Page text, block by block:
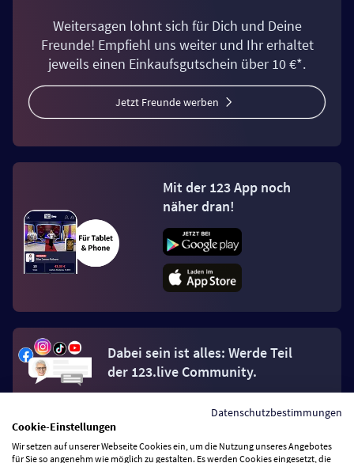
Weitersagen lohnt sich für Dich und Deine
Freunde! Empfiehl uns weiter und Ihr erhaltet
jeweils einen Einkaufsgutschein über 10 €*.
Jetzt Freunde werben
Mit der 123 App noch
näher dran!
Dabei sein ist alles: Werde Teil
der 123.live Community.
Datenschutzbestimmungen
Cookie-Einstellungen
Wir setzen auf unserer Webseite Cookies ein, um die Nutzung unseres Angebotes
für Sie so angenehm wie möglich zu gestalten. Es werden Cookies eingesetzt, die